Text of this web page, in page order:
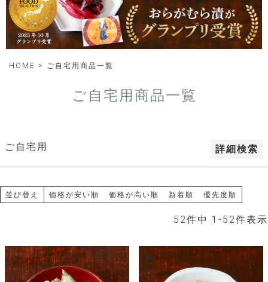
HOME ご自宅用商品一覧
ご自宅用商品一覧
ご自宅用 詳細検索
登録順
価格が安い順
価格が高い順
優先度順
キーワードヒット順
並び替え 価格が安い順 価格が高い順 新着順 優先度順
52件中 1 - 52件表示